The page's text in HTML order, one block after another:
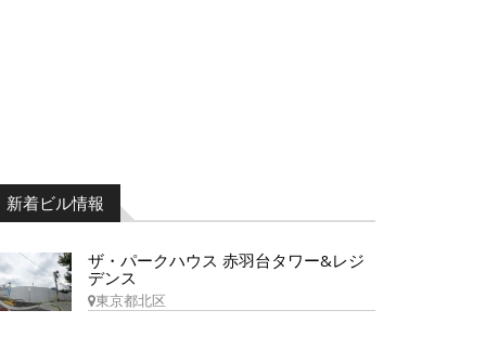
新着ビル情報
ザ・パークハウス 赤羽台タワー&レジ
デンス
東京都北区